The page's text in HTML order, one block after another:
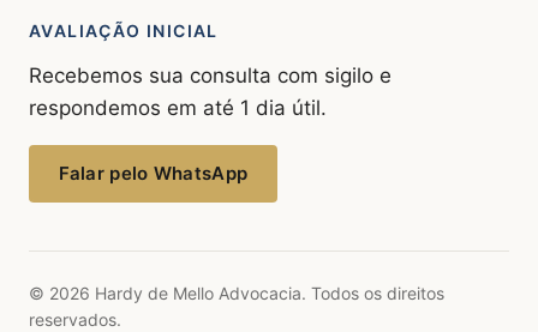
AVALIAÇÃO INICIAL
Recebemos sua consulta com sigilo e
respondemos em até 1 dia útil.
Falar pelo WhatsApp
© 2026 Hardy de Mello Advocacia. Todos os direitos
reservados.